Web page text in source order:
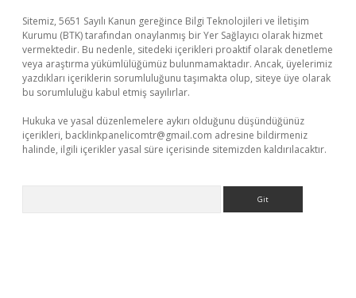
Sitemiz, 5651 Sayılı Kanun gereğince Bilgi Teknolojileri ve İletişim
Kurumu (BTK) tarafından onaylanmış bir Yer Sağlayıcı olarak hizmet
vermektedir. Bu nedenle, sitedeki içerikleri proaktif olarak denetleme
veya araştırma yükümlülüğümüz bulunmamaktadır. Ancak, üyelerimiz
yazdıkları içeriklerin sorumluluğunu taşımakta olup, siteye üye olarak
bu sorumluluğu kabul etmiş sayılırlar.
Hukuka ve yasal düzenlemelere aykırı olduğunu düşündüğünüz
içerikleri, backlinkpanelicomtr@gmail.com adresine bildirmeniz
halinde, ilgili içerikler yasal süre içerisinde sitemizden kaldırılacaktır.